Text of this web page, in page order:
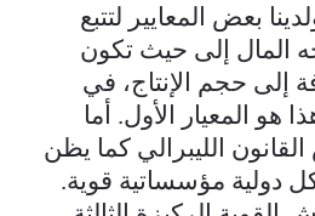
بعض المعايير لتتبع
المال إلى حيث تكون
إلى حجم الإنتاج، في
هو المعيار الأول. أما
القانون الليبرالي كما يظن
دولية مؤسساتية قوية.